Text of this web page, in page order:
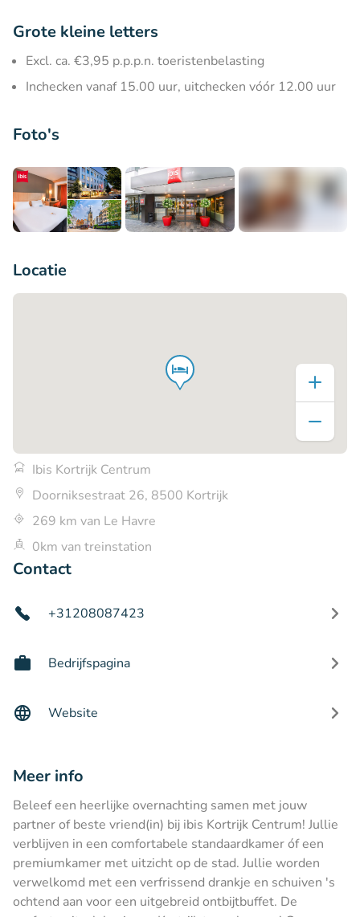
Grote kleine letters
Excl. ca. €3,95 p.p.p.n. toeristenbelasting
Inchecken vanaf 15.00 uur, uitchecken vóór 12.00 uur
Foto's
Locatie
Ibis Kortrijk Centrum
Doorniksestraat 26, 8500 Kortrijk
269 km van Le Havre
0km van treinstation
Contact
+31208087423
Bedrijfspagina
Website
Meer info
Beleef een heerlijke overnachting samen met jouw
partner of beste vriend(in) bij ibis Kortrijk Centrum! Jullie
verblijven in een comfortabele standaardkamer óf een
premiumkamer met uitzicht op de stad. Jullie worden
verwelkomd met een verfrissend drankje en schuiven 's
ochtend aan voor een uitgebreid ontbijtbuffet. De